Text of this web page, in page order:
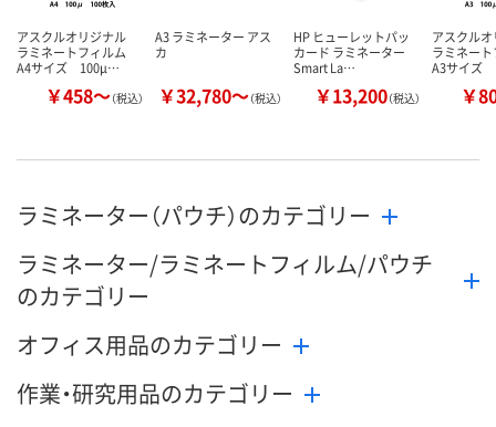
アスクルオリジナル
ラミネートフィルム
A4サイズ 100μ…
￥458～（税込）
A3 ラミネーター アス
カ
￥32,780～（税込）
HP ヒューレットパッ
カード ラミネーター
Smart La…
￥13,200（税込）
アスクル
ラミネー
A3サイズ
￥
ラミネーター（パウチ）のカテゴリー
ラミネーター/ラミネートフィルム/パウチ
のカテゴリー
オフィス用品のカテゴリー
作業・研究用品のカテゴリー